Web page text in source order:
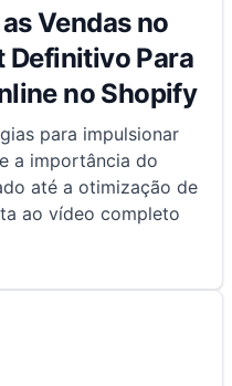
Vendas no
Definitivo Para
no Shopify
para impulsionar
a importância do
até a otimização de
ao vídeo completo